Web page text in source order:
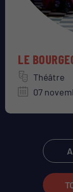
LE
Théâtre
07